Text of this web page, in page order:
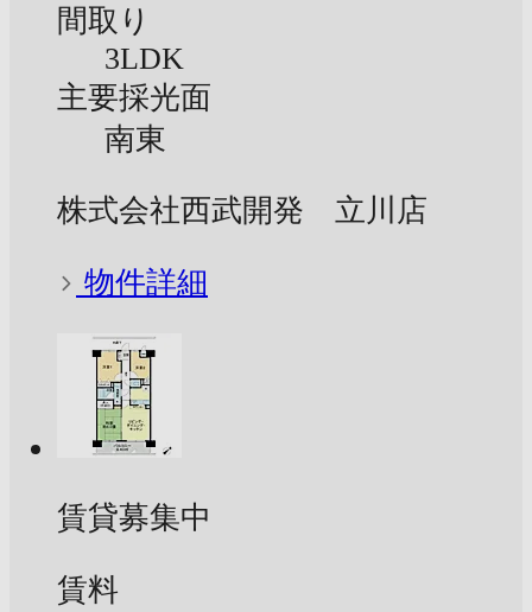
間取り
3LDK
主要採光面
南東
株式会社西武開発 立川店
物件詳細
賃貸募集中
賃料